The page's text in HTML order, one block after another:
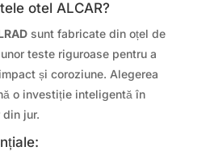
otel ALCAR?
sunt fabricate din oțel de
teste riguroase pentru a
și coroziune. Alegerea
o investiție inteligentă în
jur.